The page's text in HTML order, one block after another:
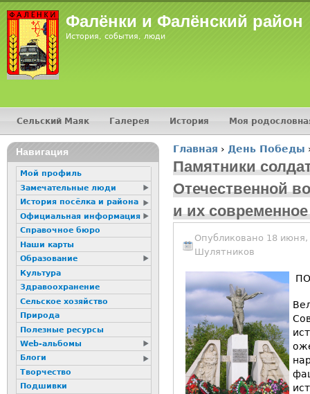
Фалёнки и Фалёнский район
История, события, люди
Вы здесь
Главная › День Победы
Памятники
Отечественной
и их
Опубликовано 18
Шулятников
Главное меню
Сельский Маяк Галерея История Моя
16+
Навигация
Мой профиль
Замечательные люди
История посёлка и района
Официальная информация
Справочное бюро
Наши карты
Образование
Культура
Здравоохранение
Сельское хозяйство
Природа
Полезные ресурсы
Web-альбомы
Блоги
Творчество
Подшивки